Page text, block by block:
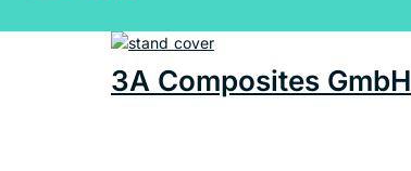
3A Composites GmbH